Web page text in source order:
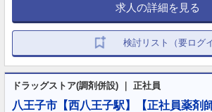
求人の詳細を見る
検討リスト（要ログ
ドラッグストア(調剤併設) ｜ 正社員
八王子市【西八王子駅】【正社員薬剤